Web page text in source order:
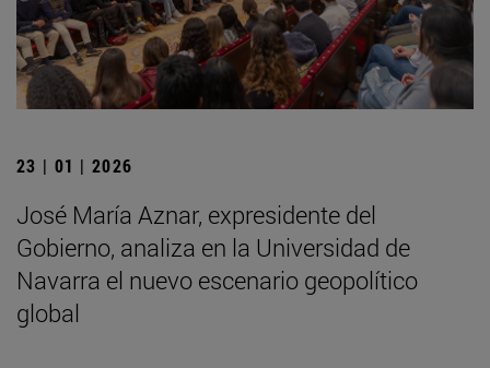
23 | 01 | 2026
José María Aznar, expresidente del
Gobierno, analiza en la Universidad de
Navarra el nuevo escenario geopolítico
global